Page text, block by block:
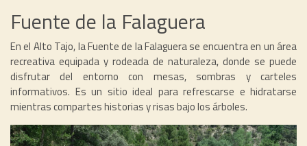
Fuente de la Falaguera
En el Alto Tajo, la Fuente de la Falaguera se encuentra en un área
recreativa equipada y rodeada de naturaleza, donde se puede
disfrutar del entorno con mesas, sombras y carteles
informativos. Es un sitio ideal para refrescarse e hidratarse
mientras compartes historias y risas bajo los árboles.